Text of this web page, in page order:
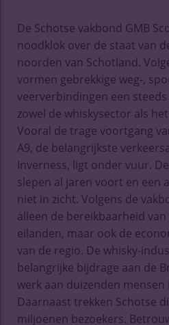
De Schotse vakbond GMB
noodklok over de staat van
noorden van Schotland.
vormen gebrekkige weg-,
veerverbindingen een
zowel de whiskysector als
Vooral de trage voortgang
A9, de belangrijkste
Inverness, ligt onder vuur.
slepen al jaren voort en een
niet in zicht. Volgens de
alleen de bereikbaarheid
eilanden, maar ook de
van de regio. De whisky-
belangrijke bijdrage aan de
werk aan duizenden mensen
Daarnaast trekken Schotse
miljoenen bezoekers.